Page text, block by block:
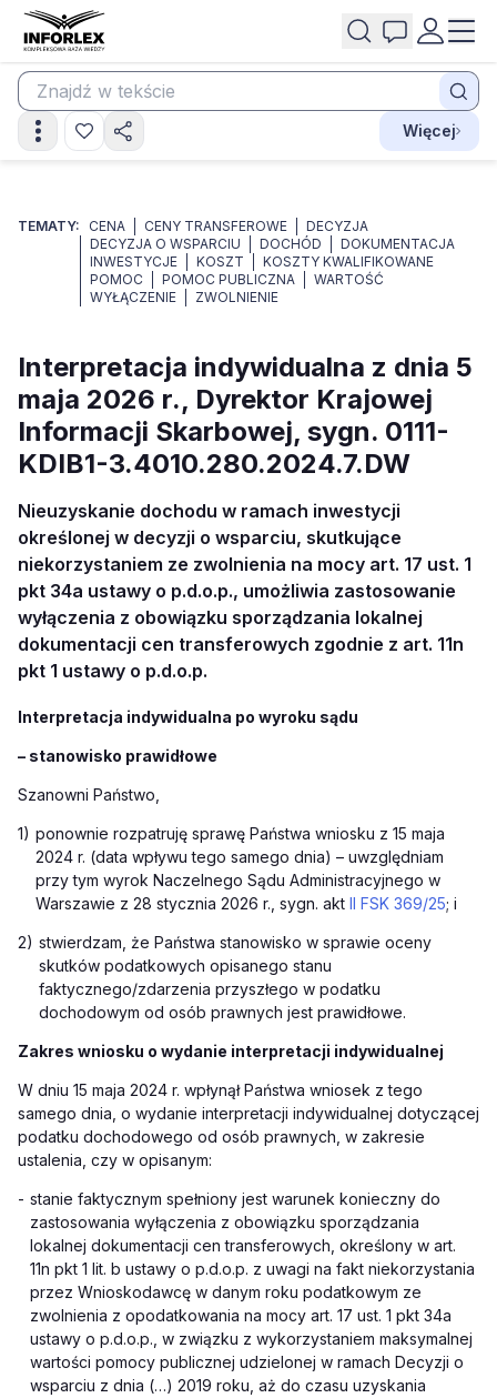
Więcej
TEMATY: CENA CENY TRANSFEROWE
DECYZJA
DECYZJA O WSPARCIU
DOCHÓD
DOKUMENTACJA
INWESTYCJE
KOSZT
KOSZTY KWALIFIKOWANE
POMOC
POMOC PUBLICZNA
WARTOŚĆ
WYŁĄCZENIE
ZWOLNIENIE
Interpretacja indywidualna z dnia 5
maja 2026 r., Dyrektor Krajowej
Informacji Skarbowej, sygn. 0111-
KDIB1-3.4010.280.2024.7.DW
Nieuzyskanie dochodu w ramach inwestycji
określonej w decyzji o wsparciu, skutkujące
niekorzystaniem ze zwolnienia na mocy art. 17 ust. 1
pkt 34a ustawy o p.d.o.p., umożliwia zastosowanie
wyłączenia z obowiązku sporządzania lokalnej
dokumentacji cen transferowych zgodnie z art. 11n
pkt 1 ustawy o p.d.o.p.
Interpretacja indywidualna po wyroku sądu
– stanowisko prawidłowe
Szanowni Państwo,
1) ponownie rozpatruję sprawę Państwa wniosku z 15 maja
2024 r. (data wpływu tego samego dnia) – uwzględniam
przy tym wyrok Naczelnego Sądu Administracyjnego w
Warszawie z 28 stycznia 2026 r., sygn. akt II FSK 369/25; i
2) stwierdzam, że Państwa stanowisko w sprawie oceny
skutków podatkowych opisanego stanu
faktycznego/zdarzenia przyszłego w podatku
dochodowym od osób prawnych jest prawidłowe.
Zakres wniosku o wydanie interpretacji indywidualnej
W dniu 15 maja 2024 r. wpłynął Państwa wniosek z tego
samego dnia, o wydanie interpretacji indywidualnej dotyczącej
podatku dochodowego od osób prawnych, w zakresie
ustalenia, czy w opisanym:
- stanie faktycznym spełniony jest warunek konieczny do
zastosowania wyłączenia z obowiązku sporządzania
lokalnej dokumentacji cen transferowych, określony w art.
11n pkt 1 lit. b ustawy o p.d.o.p. z uwagi na fakt niekorzystania
przez Wnioskodawcę w danym roku podatkowym ze
zwolnienia z opodatkowania na mocy art. 17 ust. 1 pkt 34a
ustawy o p.d.o.p., w związku z wykorzystaniem maksymalnej
wartości pomocy publicznej udzielonej w ramach Decyzji o
wsparciu z dnia (…) 2019 roku, aż do czasu uzyskania